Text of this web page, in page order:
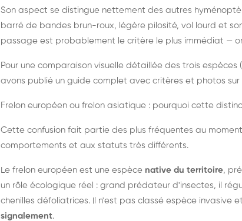
Son aspect se distingue nettement des autres
barré de bandes brun-roux, légère pilosité, vol lourd et
passage est probablement le critère le plus immédiat —
Pour une comparaison visuelle détaillée des trois
avons publié un guide complet avec critères et photos sur
Frelon européen ou frelon asiatique : pourquoi cette
Cette confusion fait partie des plus fréquentes au
comportements et aux statuts très différents.
Le frelon européen est une espèce native du territoire,
un rôle écologique réel : grand prédateur d'insectes, il
chenilles défoliatrices. Il n'est pas classé espèce invasive
signalement.